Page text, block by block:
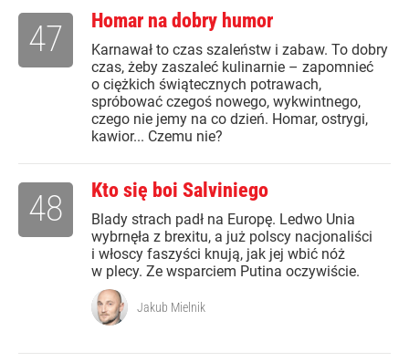
Homar na dobry humor
Karnawał to czas szaleństw i zabaw. To dobry
czas, żeby zaszaleć kulinarnie – zapomnieć
o ciężkich świątecznych potrawach,
spróbować czegoś nowego, wykwintnego,
czego nie jemy na co dzień. Homar, ostrygi,
kawior... Czemu nie?
47
Kto się boi Salviniego
Blady strach padł na Europę. Ledwo Unia
wybrnęła z brexitu, a już polscy nacjonaliści
i włoscy faszyści knują, jak jej wbić nóż
w plecy. Ze wsparciem Putina oczywiście.
48
Jakub Mielnik